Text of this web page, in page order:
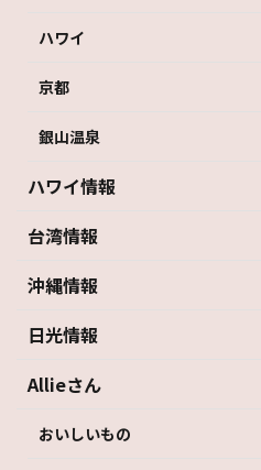
ハワイ
京都
銀山温泉
ハワイ情報
台湾情報
沖縄情報
日光情報
Allieさん
おいしいもの